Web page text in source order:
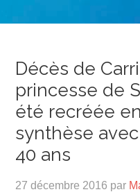
Décès de
princesse de
été recréée
synthèse avec
40 ans
27 décembre 2016 par